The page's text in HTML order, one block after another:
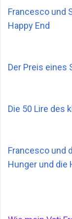
Francesco und
Happy End
Der Preis eines
Die 50 Lire des
Francesco und
Hunger und die